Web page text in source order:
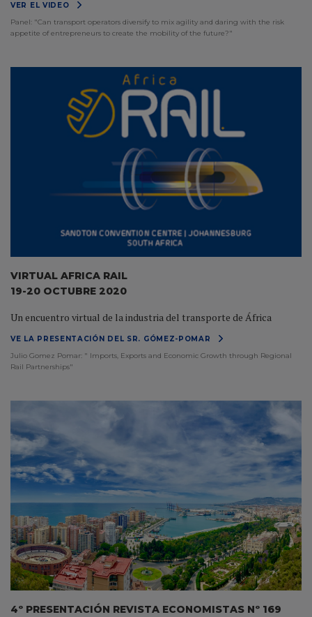
VER EL VIDEO
Panel: "Can transport operators diversify to mix agility and daring with the risk
appetite of entrepreneurs to create the mobility of the future?"
VIRTUAL AFRICA RAIL
19-20 OCTUBRE 2020
Un encuentro virtual de la industria del transporte de África
VE LA PRESENTACIÓN DEL SR. GÓMEZ-POMAR
Julio Gomez Pomar: " Imports, Exports and Economic Growth through Regional
Rail Partnerships"
4º PRESENTACIÓN REVISTA ECONOMISTAS Nº 169